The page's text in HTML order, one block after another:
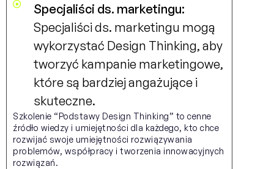
Specjaliści ds. marketingu:
Specjaliści ds. marketingu mogą
wykorzystać Design Thinking, aby
tworzyć kampanie marketingowe,
które są bardziej angażujące i
skuteczne.
Szkolenie “Podstawy Design Thinking” to cenne
źródło wiedzy i umiejętności dla każdego, kto chce
rozwijać swoje umiejętności rozwiązywania
problemów, współpracy i tworzenia innowacyjnych
rozwiązań.